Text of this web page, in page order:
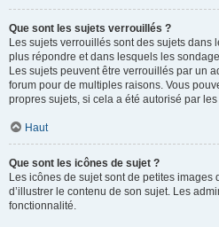
Que sont les sujets verrouillés ?
Les sujets verrouillés sont des sujets
plus répondre et dans lesquels les
Les sujets peuvent être verrouillés par un
forum pour de multiples raisons. Vous
propres sujets, si cela a été autorisé par
Haut
Que sont les icônes de sujet ?
Les icônes de sujet sont de petites images
d’illustrer le contenu de son sujet. Les
fonctionnalité.